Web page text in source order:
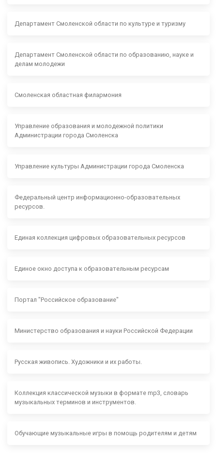
Департамент Смоленской области по культуре и туризму
Департамент Смоленской области по образованию, науке и
делам молодежи
Смоленская областная филармония
Управление образования и молодежной политики
Администрации города Смоленска
Управление культуры Администрации города Смоленска
Федеральный центр информационно-образовательных
ресурсов.
Единая коллекция цифровых образовательных ресурсов
Единое окно доступа к образовательным ресурсам
Портал "Российское образование"
Министерство образования и науки Российской Федерации
Русская живопись. Художники и их работы.
Коллекция классической музыки в формате mp3, словарь
музыкальных терминов и инструментов.
Обучающие музыкальные игры в помощь родителям и детям